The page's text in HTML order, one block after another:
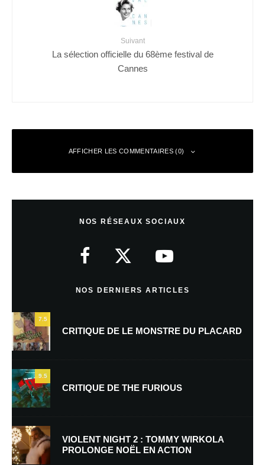
Suivant
La sélection officielle du 68ème festival de
Cannes
AFFICHER LES COMMENTAIRES (0)
Nom*
E-mail *
NOS RÉSEAUX SOCIAUX
NOS DERNIERS ARTICLES
7.5
CRITIQUE DE LE MONSTRE DU PLACARD
9.5
CRITIQUE DE THE FURIOUS
VIOLENT NIGHT 2 : TOMMY WIRKOLA
PROLONGE NOËL EN ACTION